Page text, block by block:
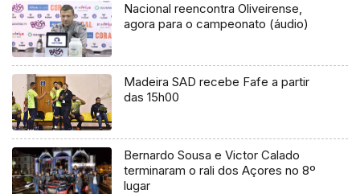
Nacional reencontra Oliveirense,
agora para o campeonato (áudio)
Madeira SAD recebe Fafe a partir
das 15h00
Bernardo Sousa e Victor Calado
terminaram o rali dos Açores no 8º
lugar